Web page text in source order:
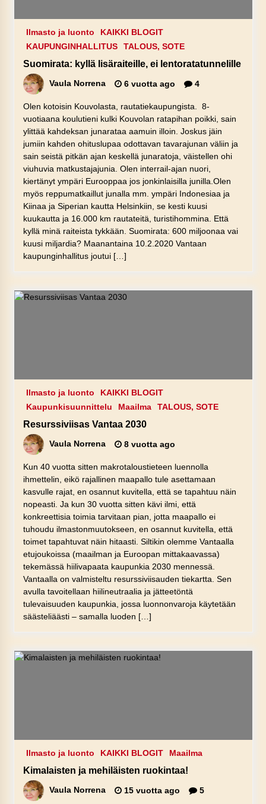
Ilmasto ja luonto
KAIKKI BLOGIT
KAUPUNGINHALLITUS
TALOUS, SOTE
Suomirata: kyllä lisäraiteille, ei lentoratatunnelille
Vaula Norrena 6 vuotta ago 4
Olen kotoisin Kouvolasta, rautatiekaupungista. 8-
vuotiaana koulutieni kulki Kouvolan ratapihan poikki, sain
ylittää kahdeksan junarataa aamuin illoin. Joskus jäin
jumiin kahden ohituslupaa odottavan tavarajunan väliin ja
sain seistä pitkän ajan keskellä junaratoja, väistellen ohi
viuhuvia matkustajajunia. Olen interrail-ajan nuori,
kiertänyt ympäri Eurooppaa jos jonkinlaisilla junilla.Olen
myös reppumatkaillut junalla mm. ympäri Indonesiaa ja
Kiinaa ja Siperian kautta Helsinkiin, se kesti kuusi
kuukautta ja 16.000 km rautateitä, turistihommina. Että
kyllä minä raiteista tykkään. Suomirata: 600 miljoonaa vai
kuusi miljardia? Maanantaina 10.2.2020 Vantaan
kaupunginhallitus joutui […]
Ilmasto ja luonto
KAIKKI BLOGIT
Kaupunkisuunnittelu
Maailma TALOUS, SOTE
Resurssiviisas Vantaa 2030
Vaula Norrena 8 vuotta ago
Kun 40 vuotta sitten makrotaloustieteen luennolla
ihmettelin, eikö rajallinen maapallo tule asettamaan
kasvulle rajat, en osannut kuvitella, että se tapahtuu näin
nopeasti. Ja kun 30 vuotta sitten kävi ilmi, että
konkreettisia toimia tarvitaan pian, jotta maapallo ei
tuhoudu ilmastonmuutokseen, en osannut kuvitella, että
toimet tapahtuvat näin hitaasti. Siltikin olemme Vantaalla
etujoukoissa (maailman ja Euroopan mittakaavassa)
tekemässä hiilivapaata kaupunkia 2030 mennessä.
Vantaalla on valmisteltu resurssiviisauden tiekartta. Sen
avulla tavoitellaan hiilineutraalia ja jätteetöntä
tulevaisuuden kaupunkia, jossa luonnonvaroja käytetään
säästeliäästi – samalla luoden […]
Ilmasto ja luonto KAIKKI BLOGIT Maailma
Kimalaisten ja mehiläisten ruokintaa!
Vaula Norrena 15 vuotta ago 5